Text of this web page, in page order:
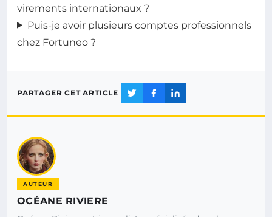
virements internationaux ?
Puis-je avoir plusieurs comptes professionnels
chez Fortuneo ?
PARTAGER CET ARTICLE
AUTEUR
OCÉANE RIVIERE